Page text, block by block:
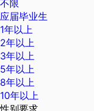
不限
应届毕业生
1年以上
2年以上
3年以上
5年以上
8年以上
10年以上